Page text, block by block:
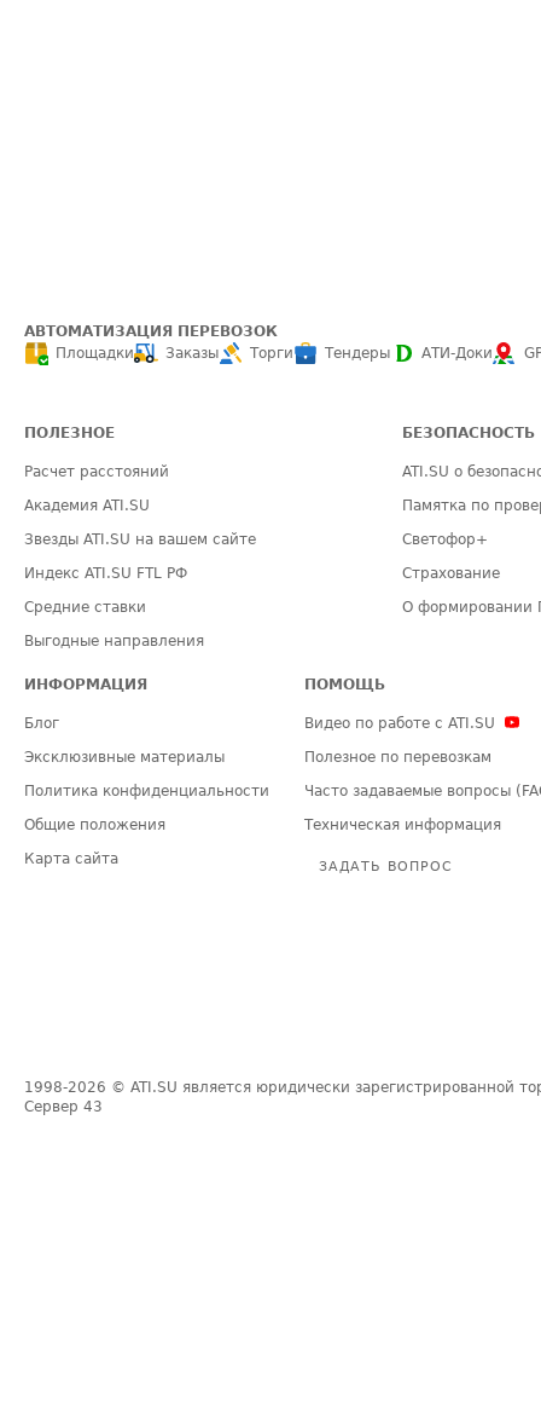
АВТОМАТИЗАЦИЯ ПЕРЕВОЗОК
Площадки
Заказы Торги Тендеры АТИ-Доки
ПОЛЕЗНОЕ
Расчет расстояний
Академия ATI.SU
Звезды ATI.SU на вашем сайте
Индекс ATI.SU FTL РФ
Средние ставки
Выгодные направления
БЕЗОПАСНОСТЬ
ATI.SU о
Памятка по
Светофор+
Страхование
О формировании
ИНФОРМАЦИЯ
Блог
Эксклюзивные материалы
Политика конфиденциальности
Общие положения
Карта сайта
ПОМОЩЬ
Видео по работе с ATI.SU
Полезное по перевозкам
Часто задаваемые вопросы
Техническая информация
ЗАДАТЬ ВОПРОС
1998-2026 © ATI.SU является юридически зарегистрированной
Сервер 43